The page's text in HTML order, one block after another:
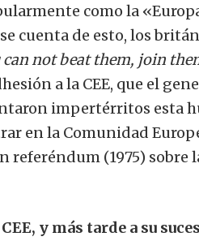
como la
cuenta de esto, los
not beat them, join
a la CEE, que el
impertérritos esta
en la Comunidad
(1975) sobre
y más tarde a su